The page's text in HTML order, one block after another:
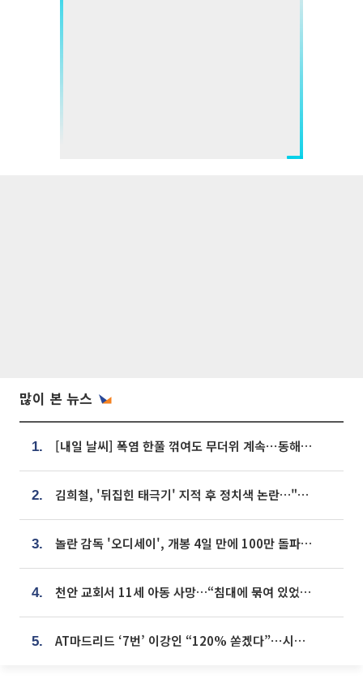
많이 본 뉴스
1. [내일 날씨] 폭염 한풀 꺾여도 무더위 계속⋯동해안 이틀 연속 비
2. 김희철, '뒤집힌 태극기' 지적 후 정치색 논란…"좌우 떠나 우리나라 국기"
3. 놀란 감독 '오디세이', 개봉 4일 만에 100만 돌파⋯'왕사남' 보다 빠르다
4. 천안 교회서 11세 아동 사망…“침대에 묶여 있었다” 진술 확보
5. AT마드리드 ‘7번’ 이강인 “120% 쏟겠다”⋯시메오네 감독 “필요한 선수”